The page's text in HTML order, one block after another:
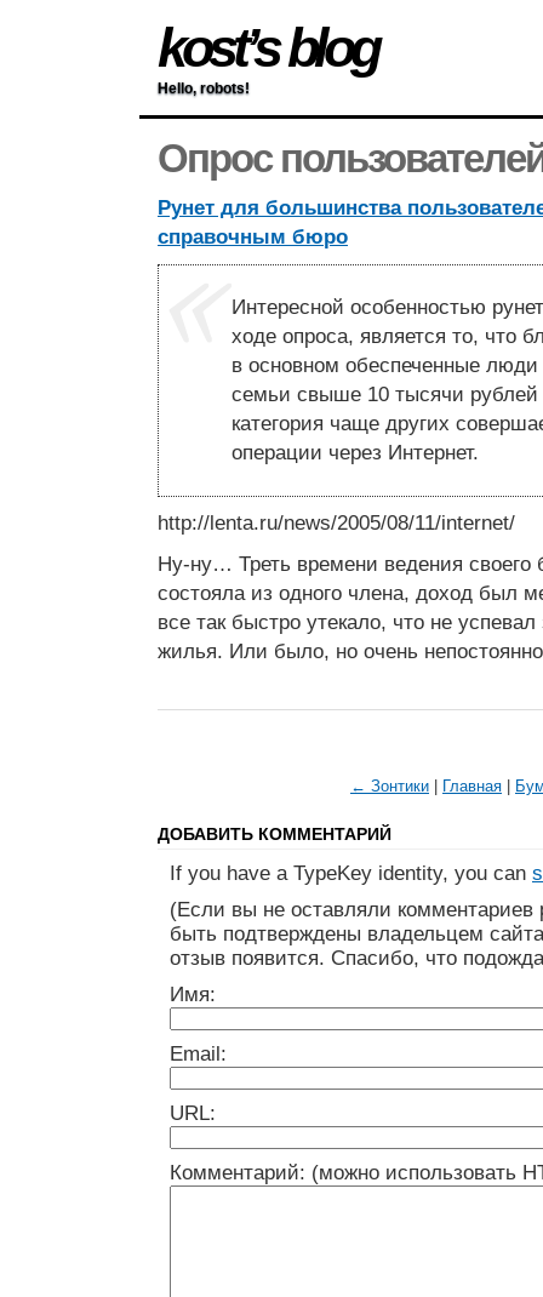
kost’s blog
Hello, robots!
Опрос
Рунет для большинства
справочным бюро
Интересной особенностью
ходе опроса, является то, что
в основном обеспеченные
семьи свыше 10 тысячи
категория чаще других
операции через Интернет.
http://lenta.ru/news/2005/08/11/internet/
Ну-ну… Треть времени ведения своего
состояла из одного члена, доход был
все так быстро утекало, что не
жилья. Или было, но очень
← Зонтики Главная
ДОБАВИТЬ КОММЕНТАРИЙ
If you have a TypeKey identity, you can
(Если вы не оставляли
быть подтверждены владельцем
отзыв появится. Спасибо, что
Имя:
Email:
URL:
Комментарий: (можно использовать